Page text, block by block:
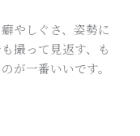
やしぐさ、姿勢に
撮って見返す、も
が一番いいです。